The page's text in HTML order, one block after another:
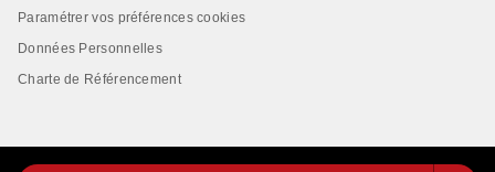
Paramétrer vos préférences cookies
Données Personnelles
Charte de Référencement